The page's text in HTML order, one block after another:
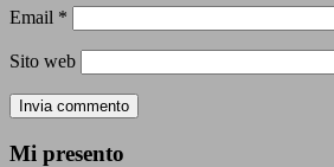
Email *
Sito web
Mi presento